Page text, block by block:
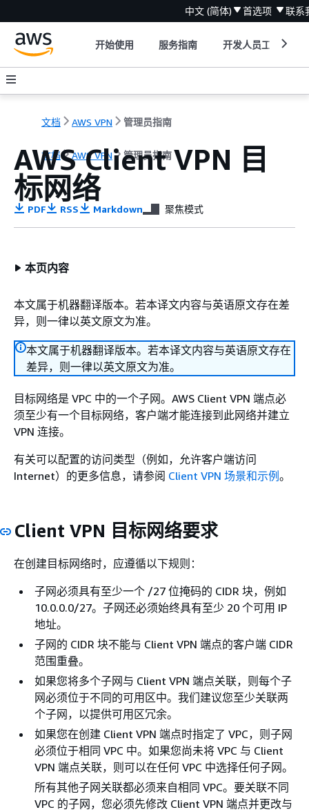
中文 (简体) 首选项 联系
开始使用 服务指南 开发人员工具
文档 AWS VPN 管理员指南
文档 AWS VPN 管理员指南
AWS Client VPN 目
标网络
PDF RSS Markdown 聚焦模式
本页内容
本文属于机器翻译版本。若本译文内容与英语原文存在差
异，则一律以英文原文为准。
本文属于机器翻译版本。若本译文内容与英语原文存在
差异，则一律以英文原文为准。
目标网络是 VPC 中的一个子网。AWS Client VPN 端点必
须至少有一个目标网络，客户端才能连接到此网络并建立
VPN 连接。
有关可以配置的访问类型（例如，允许客户端访问
Internet）的更多信息，请参阅 Client VPN 场景和示例 。
Client VPN 目标网络要求
在创建目标网络时，应遵循以下规则：
子网必须具有至少一个 /27 位掩码的 CIDR 块，例如
10.0.0.0/27。子网还必须始终具有至少 20 个可用 IP
地址。
子网的 CIDR 块不能与 Client VPN 端点的客户端 CIDR
范围重叠。
如果您将多个子网与 Client VPN 端点关联，则每个子
网必须位于不同的可用区中。我们建议您至少关联两
个子网，以提供可用区冗余。
如果您在创建 Client VPN 端点时指定了 VPC，则子网
必须位于相同 VPC 中。如果您尚未将 VPC 与 Client
VPN 端点关联，则可以在任何 VPC 中选择任何子网。
所有其他子网关联都必须来自相同 VPC。要关联不同
VPC 的子网，您必须先修改 Client VPN 端点并更改与